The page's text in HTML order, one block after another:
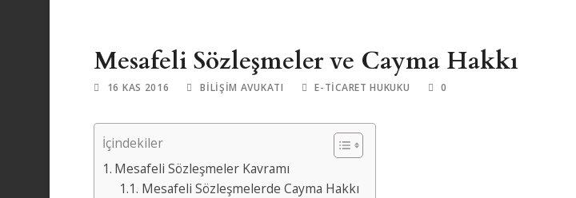
Mesafeli Sözleşmeler ve Cayma Hakkı
16 KAS 2016 BILIŞIM AVUKATI E-TICARET HUKUKU 0
İçindekiler
Mesafeli Sözleşmeler Kavramı
Mesafeli Sözleşmelerde Cayma Hakkı